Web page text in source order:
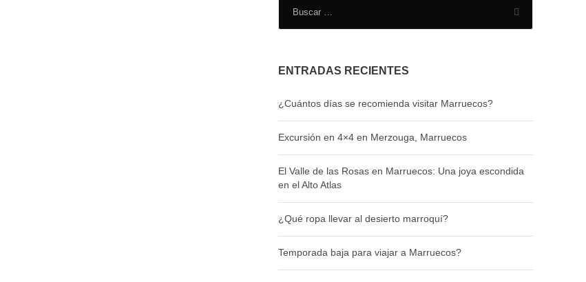
ENTRADAS RECIENTES
¿Cuántos días se recomienda visitar Marruecos?
Excursión en 4×4 en Merzouga, Marruecos
El Valle de las Rosas en Marruecos: Una joya escondida
en el Alto Atlas
¿Qué ropa llevar al desierto marroquí?
Temporada baja para viajar a Marruecos?